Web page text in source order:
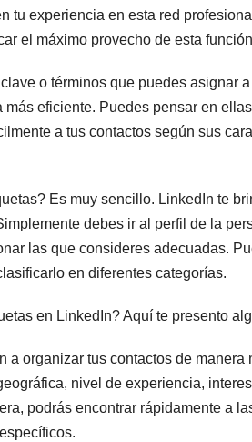
tu experiencia en esta red
el máximo provecho de esta
o términos que puedes asignar
eficiente. Puedes pensar en
a tus contactos según sus
Es muy sencillo. LinkedIn te
debes ir al perfil de la
las que consideres adecuadas.
en diferentes categorías.
en LinkedIn? Aquí te presento
a organizar tus contactos de manera
nivel de experiencia,
podrás encontrar rápidamente a